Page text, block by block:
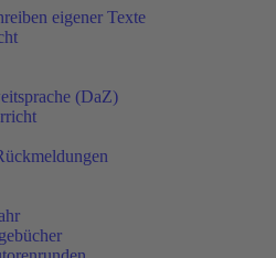
eigener Texte
(DaZ)